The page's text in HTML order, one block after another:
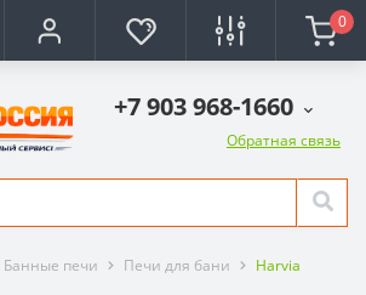
0
+7 903 968-1660
Обратная связь
Банные печи Печи для бани Harvia